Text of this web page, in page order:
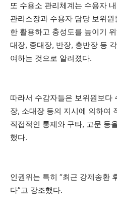
또 수용소 관리체계는 수용자
관리소장과 수용자 담당 보위
한 활용하고 충성도를 높이기
대장, 중대장, 반장, 총반장 등
여하는 것으로 알려졌다.
따라서 수감자들은 보위원보다
장, 소대장 등의 지시에 의하여
직접적인 통제와 구타, 고문 등
했다.
인권위는 특히 “최근 강제송환
다”고 강조했다.